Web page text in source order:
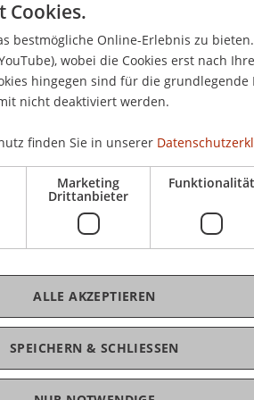
und Criminal
Tagung „Criminal
Cookies.
bestmögliche Online-Erlebnis zu
wobei die Cookies erst nach
hingegen sind für die
nicht deaktiviert werden.
finden Sie in unserer
Marketing
Drittanbieter
Funktionalität
SPEICHERN & SCHLIESSEN
ALLE AKZEPTIEREN